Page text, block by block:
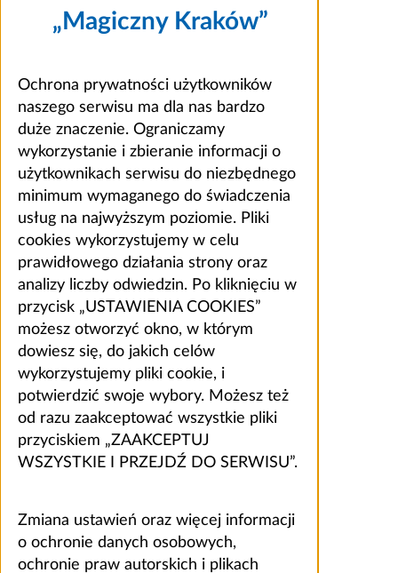
„Magiczny Kraków”
Ochrona prywatności użytkowników
naszego serwisu ma dla nas bardzo
duże znaczenie. Ograniczamy
wykorzystanie i zbieranie informacji o
użytkownikach serwisu do niezbędnego
minimum wymaganego do świadczenia
usług na najwyższym poziomie. Pliki
cookies wykorzystujemy w celu
prawidłowego działania strony oraz
analizy liczby odwiedzin. Po kliknięciu w
przycisk „USTAWIENIA COOKIES”
możesz otworzyć okno, w którym
dowiesz się, do jakich celów
wykorzystujemy pliki cookie, i
potwierdzić swoje wybory. Możesz też
od razu zaakceptować wszystkie pliki
przyciskiem „ZAAKCEPTUJ
WSZYSTKIE I PRZEJDŹ DO SERWISU”.
Zmiana ustawień oraz więcej informacji
o ochronie danych osobowych,
ochronie praw autorskich i plikach